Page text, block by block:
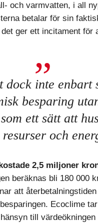
och varmvatten, i all
betalar för sin
ger ett incitament för
dock inte enbart
besparing
ett sätt att
resurser och
2,5 miljoner
beräknas bli 180 000
att
Ecoclime
till värdeökningen